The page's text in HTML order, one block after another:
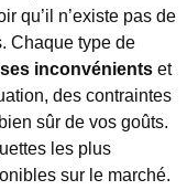
qu’il n’existe pas de
Chaque type de
inconvénients et
des contraintes
sûr de vos goûts.
les plus
sur le marché.